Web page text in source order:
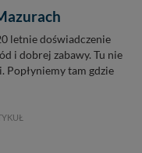
letnie doświadczenie
i dobrej zabawy. Tu nie
Popłyniemy tam gdzie